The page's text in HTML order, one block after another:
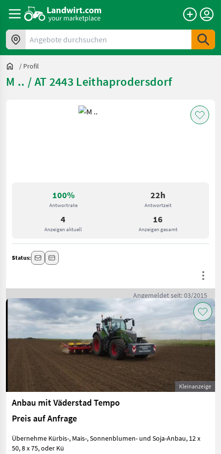
Angebote durchsuchen
/ Profil
M .. / AT 2443 Leithaprodersdorf
100%
Antwortrate
22h
Antwortzeit
4
Anzeigen aktuell
16
Anzeigen gesamt
Status:
Angemeldet seit: 03/2015
Kleinanzeige
Anbau mit Väderstad Tempo
Preis auf Anfrage
Übernehme Kürbis-, Mais-, Sonnenblumen- und Soja-Anbau, 12 x
50, 8 x 75, oder Kü